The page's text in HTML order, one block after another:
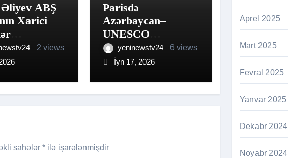
ABŞ
Xarici
qəbul edib
2 views
Parisdə
Azərbaycan–
UNESCO
əməkdaşlığının
perspektivləri
yeninewstv24
6 views
İyn 17, 2026
sahələr * ilə işarələnmişdir
Aprel 2025
Mart 2025
Fevral 2025
Yanvar 2025
Dekabr 2024
Noyabr 2024